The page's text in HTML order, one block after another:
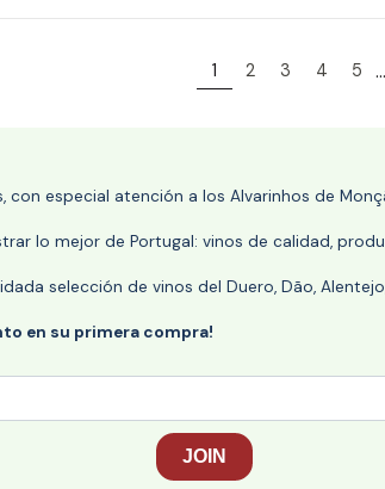
1 2 3 4 5 ...
especial atención a los Alvarinhos de
lo mejor de Portugal: vinos de calidad,
selección de vinos del Duero, Dão,
en su primera compra!